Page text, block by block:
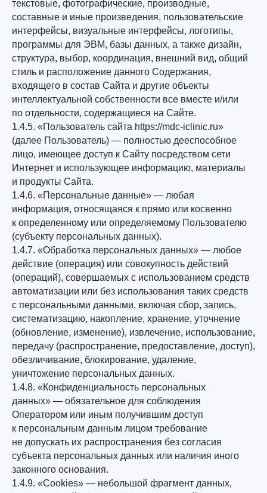
текстовые, фотографические, производные,
составные и иные произведения, пользовательские
интерфейсы, визуальные интерфейсы, логотипы,
программы для ЭВМ, базы данных, а также дизайн,
структура, выбор, координация, внешний вид, общий
стиль и расположение данного Содержания,
входящего в состав Сайта и другие объекты
интеллектуальной собственности все вместе и/или
по отдельности, содержащиеся на Сайте.
1.4.5. «Пользователь сайта https://mdc-iclinic.ru»
(далее Пользователь) — полностью дееспособное
лицо, имеющее доступ к Сайту посредством сети
Интернет и использующее информацию, материалы
и продукты Сайта.
1.4.6. «Персональные данные» — любая
информация, относящаяся к прямо или косвенно
к определенному или определяемому Пользователю
(субъекту персональных данных).
1.4.7. «Обработка персональных данных» — любое
действие (операция) или совокупность действий
(операций), совершаемых с использованием средств
автоматизации или без использования таких средств
с персональными данными, включая сбор, запись,
систематизацию, накопление, хранение, уточнение
(обновление, изменение), извлечение, использование,
передачу (распространение, предоставление, доступ),
обезличивание, блокирование, удаление,
уничтожение персональных данных.
1.4.8. «Конфиденциальность персональных
данных» — обязательное для соблюдения
Оператором или иным получившим доступ
к персональным данным лицом требование
не допускать их распространения без согласия
субъекта персональных данных или наличия иного
законного основания.
1.4.9. «Cookies» — небольшой фрагмент данных,